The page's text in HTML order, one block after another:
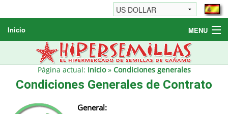
Inicio MENU
Semillas de cannabis
Otros productos
Informaciónes / FAQ
Revendedores
Página actual: Inicio» Condiciones generales
Condiciones Generales de Contrato
General: